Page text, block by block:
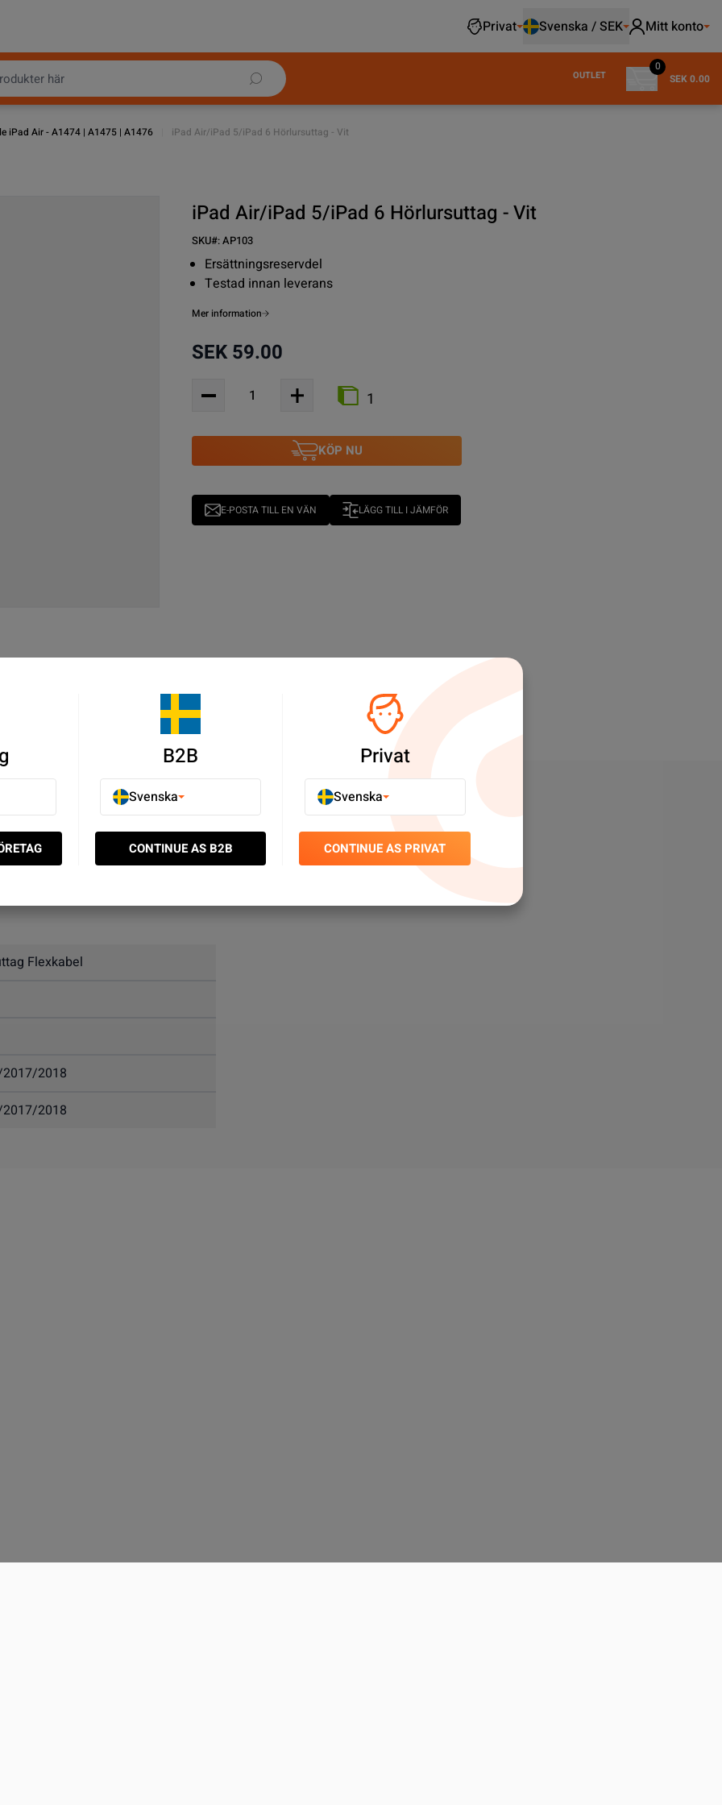
Privat Svenska / SEK Mitt konto
OUTLET
0
SEK 0.00
iPad Air - A1474 | A1475 | A1476 iPad Air/iPad 5/iPad 6 Hörlursuttag - Vit
iPad Air/iPad 5/iPad 6 Hörlursuttag - Vit
SKU#:AP103
Ersättningsreservdel
Testad innan leverans
Mer information
SEK 59.00
1
KÖP NU
E-POSTA TILL EN VÄN LÄGG TILL I JÄMFÖR
Flexkabel
2018
2018
B2B
Svenska
CONTINUE AS B2B
Privat
Svenska
CONTINUE AS PRIVAT